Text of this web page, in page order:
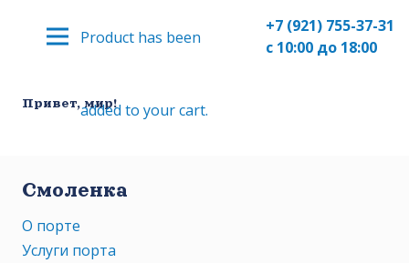
Producthas been
added to your cart.
+7 (921) 755-37-31
с 10:00 до 18:00
Привет, мир!
Смоленка
О порте
Услуги порта